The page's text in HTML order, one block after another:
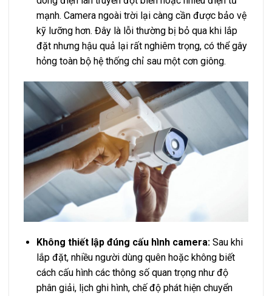
mạnh. Camera ngoài trời lại càng cần được bảo vệ
kỹ lưỡng hơn. Đây là lỗi thường bị bỏ qua khi lắp
đặt nhưng hậu quả lại rất nghiêm trọng, có thể gây
hỏng toàn bộ hệ thống chỉ sau một cơn giông.
Không thiết lập đúng cấu hình camera:Sau khi
lắp đặt, nhiều người dùng quên hoặc không biết
cách cấu hình các thông số quan trọng như độ
phân giải, lịch ghi hình, chế độ phát hiện chuyển